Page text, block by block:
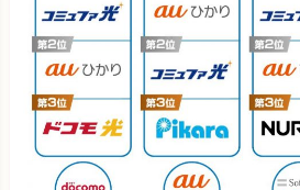
ソフトバ
お使いの 格安SIM 光回線
auひか
※キャンペーン内容や料金は変わる可能
公式ペ